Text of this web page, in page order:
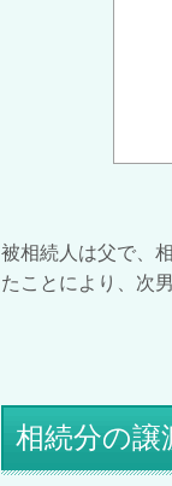
被相続人は父で、
たことにより、次
相続分の譲